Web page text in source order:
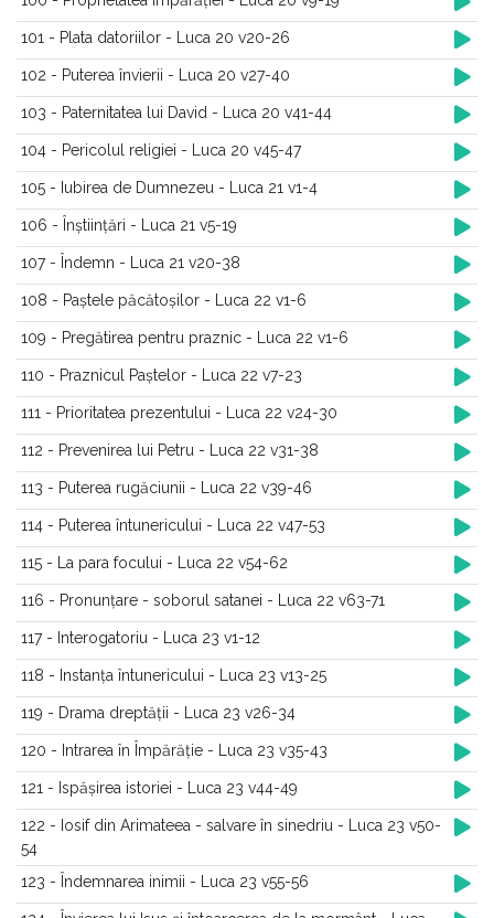
101 - Plata datoriilor - Luca 20 v20-26
102 - Puterea învierii - Luca 20 v27-40
103 - Paternitatea lui David - Luca 20 v41-44
104 - Pericolul religiei - Luca 20 v45-47
105 - Iubirea de Dumnezeu - Luca 21 v1-4
106 - Înștiințări - Luca 21 v5-19
107 - Îndemn - Luca 21 v20-38
108 - Paștele păcătoșilor - Luca 22 v1-6
109 - Pregătirea pentru praznic - Luca 22 v1-6
110 - Praznicul Paștelor - Luca 22 v7-23
111 - Prioritatea prezentului - Luca 22 v24-30
112 - Prevenirea lui Petru - Luca 22 v31-38
113 - Puterea rugăciunii - Luca 22 v39-46
114 - Puterea întunericului - Luca 22 v47-53
115 - La para focului - Luca 22 v54-62
116 - Pronunțare - soborul satanei - Luca 22 v63-71
117 - Interogatoriu - Luca 23 v1-12
118 - Instanța întunericului - Luca 23 v13-25
119 - Drama dreptății - Luca 23 v26-34
120 - Intrarea în Împărăție - Luca 23 v35-43
121 - Ispășirea istoriei - Luca 23 v44-49
122 - Iosif din Arimateea - salvare în sinedriu - Luca 23 v50-
54
123 - Îndemnarea inimii - Luca 23 v55-56